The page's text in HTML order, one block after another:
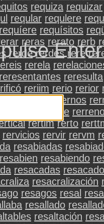
requiza requizar
reqular requlere
requíere requísitos
reras rerato rerb
rerde rerdes rere
rerela
reresentantes reresulta
reriim rerio rerior
rernos
rerre
rertim rerto
rervicios rervir rervm
resabiadas
resabien resabiendo
resacadas resacado
resacralización
resagos resal
resallado
resaltación